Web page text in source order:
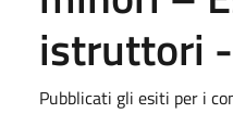
istruttori
Pubblicati gli esiti per i